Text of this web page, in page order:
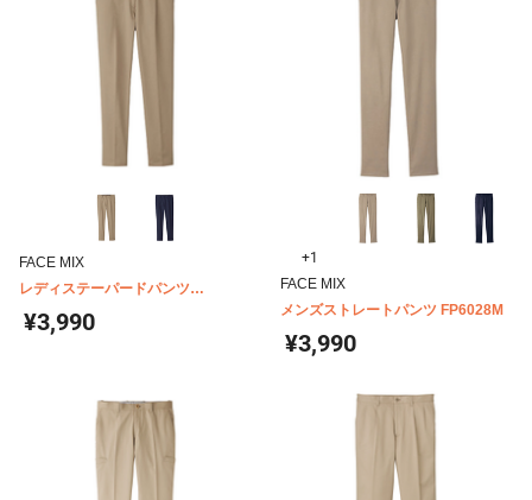
FACE MIX
レディステーパードパンツ
FP6318L
¥3,990
+1
FACE MIX
メンズストレートパンツ FP6028M
¥3,990